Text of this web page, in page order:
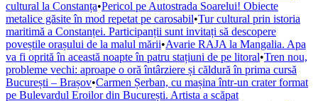
cultural la Constanța•Pericol pe Autostrada Soarelui! Obiecte
metalice găsite în mod repetat pe carosabil•Tur cultural prin istoria
maritimă a Constanței. Participanții sunt invitați să descopere
poveștile orașului de la malul mării•Avarie RAJA la Mangalia. Apa
va fi oprită în această noapte în patru stațiuni de pe litoral•Tren nou,
probleme vechi: aproape o oră întârziere și căldură în prima cursă
București – Brașov•Carmen Șerban, cu mașina într-un crater format
pe Bulevardul Eroilor din București. Artista a scăpat